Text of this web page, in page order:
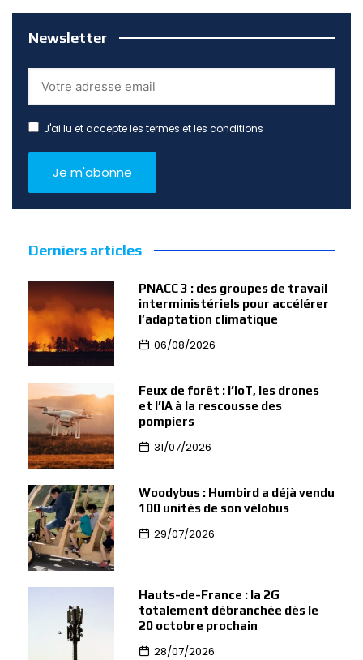
Newsletter
J'ai lu et accepte les termes et les conditions
Derniers articles
PNACC 3 : des groupes de travail
interministériels pour accélérer
l’adaptation climatique
06/08/2026
Feux de forêt : l’IoT, les drones
et l’IA à la rescousse des
pompiers
31/07/2026
Woodybus : Humbird a déjà vendu
100 unités de son vélobus
29/07/2026
Hauts-de-France : la 2G
totalement débranchée dès le
20 octobre prochain
28/07/2026